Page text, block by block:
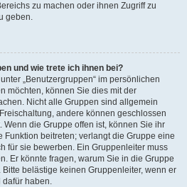
zu machen oder ihnen Zugriff zu
geben.
und wie trete ich ihnen bei?
„Benutzergruppen“ im persönlichen
möchten, können Sie dies mit der
Nicht alle Gruppen sind allgemein
andere können geschlossen
die Gruppe offen ist, können Sie ihr
beitreten; verlangt die Gruppe eine
für sie bewerben. Ein Gruppenleiter muss
Er könnte fragen, warum Sie in die Gruppe
belästige keinen Gruppenleiter, wenn er
dafür haben.